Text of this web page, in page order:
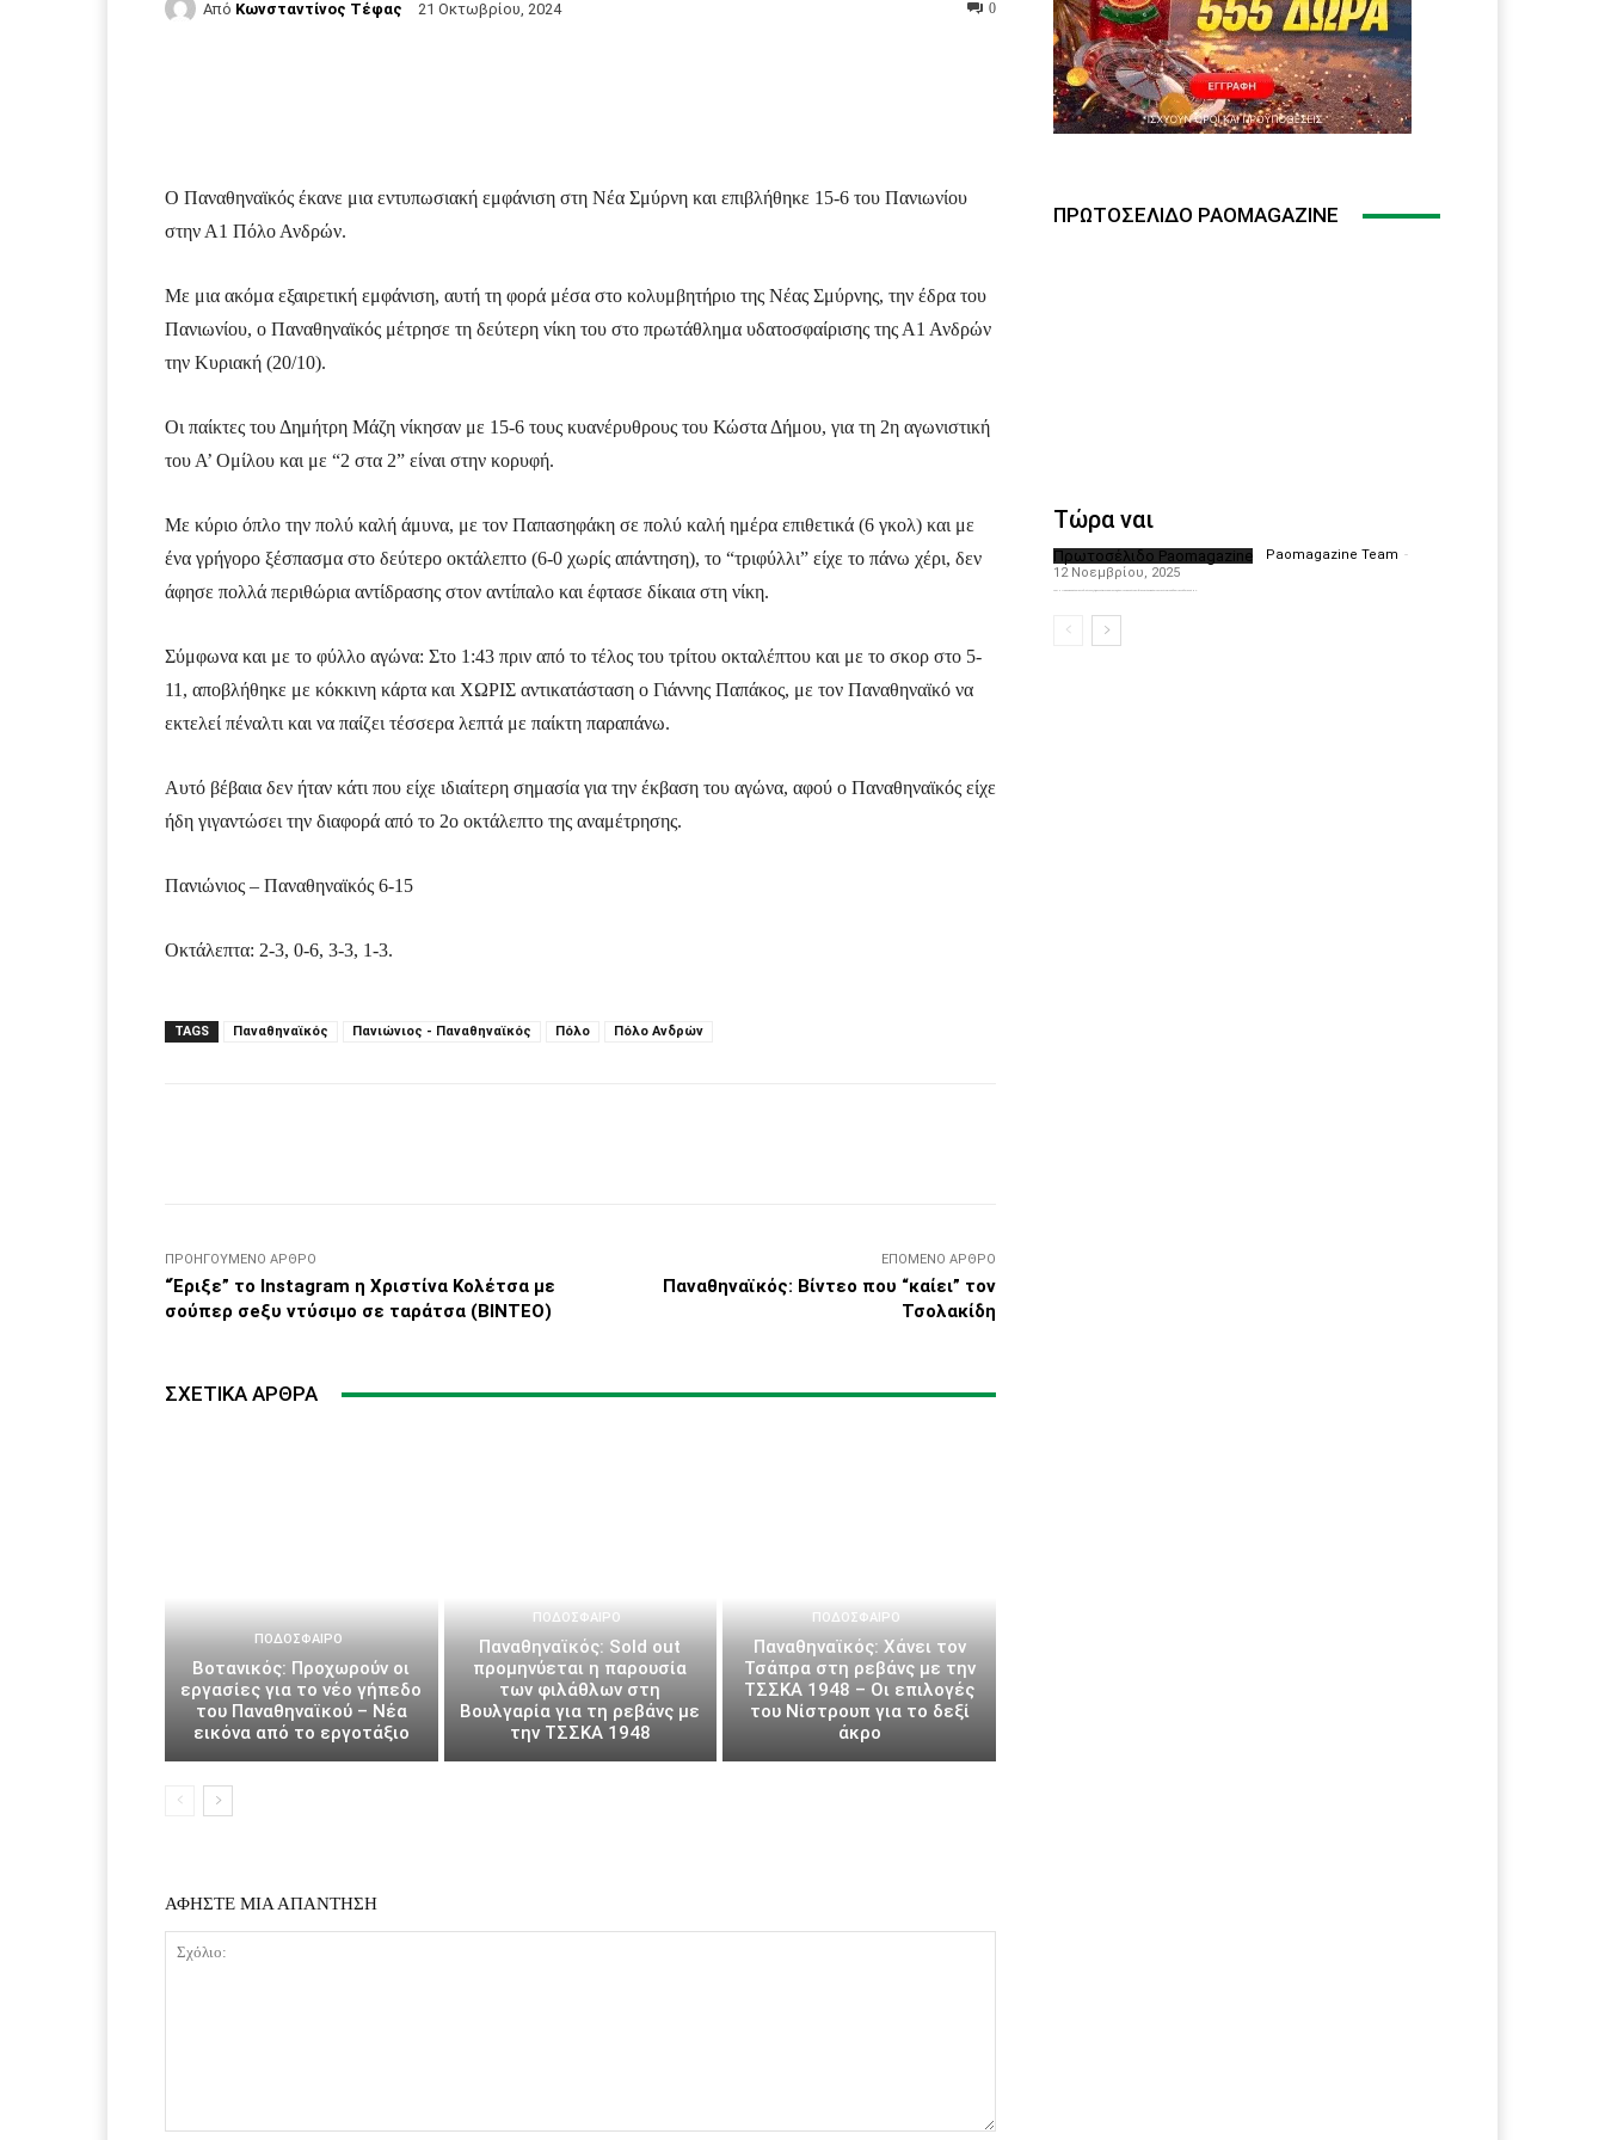
Από Κωνσταντίνος Τέφας 21 Οκτωβρίου, 2024 0
Ο Παναθηναϊκός έκανε μια εντυπωσιακή εμφάνιση στη Νέα Σμύρνη και επιβλήθηκε 15-6 του Πανιωνίου
στην Α1 Πόλο Ανδρών.
Με μια ακόμα εξαιρετική εμφάνιση, αυτή τη φορά μέσα στο κολυμβητήριο της Νέας Σμύρνης, την έδρα του
Πανιωνίου, ο Παναθηναϊκός μέτρησε τη δεύτερη νίκη του στο πρωτάθλημα υδατοσφαίρισης της Α1 Ανδρών
την Κυριακή (20/10).
Οι παίκτες του Δημήτρη Μάζη νίκησαν με 15-6 τους κυανέρυθρους του Κώστα Δήμου, για τη 2η αγωνιστική
του Α’ Ομίλου και με “2 στα 2” είναι στην κορυφή.
Με κύριο όπλο την πολύ καλή άμυνα, με τον Παπασηφάκη σε πολύ καλή ημέρα επιθετικά (6 γκολ) και με
ένα γρήγορο ξέσπασμα στο δεύτερο οκτάλεπτο (6-0 χωρίς απάντηση), το “τριφύλλι” είχε το πάνω χέρι, δεν
άφησε πολλά περιθώρια αντίδρασης στον αντίπαλο και έφτασε δίκαια στη νίκη.
Σύμφωνα και με το φύλλο αγώνα: Στο 1:43 πριν από το τέλος του τρίτου οκταλέπτου και με το σκορ στο 5-
11, αποβλήθηκε με κόκκινη κάρτα και ΧΩΡΙΣ αντικατάσταση ο Γιάννης Παπάκος, με τον Παναθηναϊκό να
εκτελεί πέναλτι και να παίζει τέσσερα λεπτά με παίκτη παραπάνω.
Αυτό βέβαια δεν ήταν κάτι που είχε ιδιαίτερη σημασία για την έκβαση του αγώνα, αφού ο Παναθηναϊκός είχε
ήδη γιγαντώσει την διαφορά από το 2ο οκτάλεπτο της αναμέτρησης.
Πανιώνιος – Παναθηναϊκός 6-15
Οκτάλεπτα: 2-3, 0-6, 3-3, 1-3.
TAGS Παναθηναϊκός Πανιώνιος - Παναθηναϊκός Πόλο Πόλο Ανδρών
ΠΡΟΗΓΟΎΜΕΝΟ ΆΡΘΡΟ
“Έριξε” το Instagram η Χριστίνα Κολέτσα με
σούπερ σeξυ ντύσιμο σε ταράτσα (ΒΙΝΤΕΟ)
ΕΠΌΜΕΝΟ ΆΡΘΡΟ
Παναθηναϊκός: Βίντεο που “καίει” τον
Τσολακίδη
ΣΧΕΤΙΚΆ ΆΡΘΡΑ
ΠΟΔΌΣΦΑΙΡΟ
Βοτανικός: Προχωρούν οι
εργασίες για το νέο γήπεδο
του Παναθηναϊκού – Νέα
εικόνα από το εργοτάξιο
ΠΟΔΌΣΦΑΙΡΟ
Παναθηναϊκός: Sold out
προμηνύεται η παρουσία
των φιλάθλων στη
Βουλγαρία για τη ρεβάνς με
την ΤΣΣΚΑ 1948
ΠΟΔΌΣΦΑΙΡΟ
Παναθηναϊκός: Χάνει τον
Τσάπρα στη ρεβάνς με την
ΤΣΣΚΑ 1948 – Οι επιλογές
του Νίστρουπ για το δεξί
άκρο
ΑΦΗΣΤΕ ΜΙΑ ΑΠΑΝΤΗΣΗ
ΠΡΩΤΟΣΈΛΙΔΟ PAOMAGAZINE
Τώρα ναι
Πρωτοσέλιδο Paomagazine Paomagazine Team -
12 Νοεμβρίου, 2025